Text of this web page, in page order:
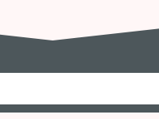
wachtwoord kwijt